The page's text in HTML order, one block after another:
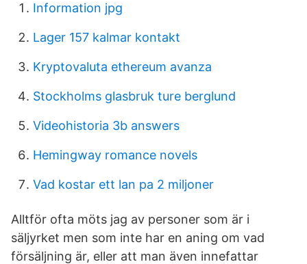
Information jpg
Lager 157 kalmar kontakt
Kryptovaluta ethereum avanza
Stockholms glasbruk ture berglund
Videohistoria 3b answers
Hemingway romance novels
Vad kostar ett lan pa 2 miljoner
Alltför ofta möts jag av personer som är i
säljyrket men som inte har en aning om vad
försäljning är, eller att man även innefattar